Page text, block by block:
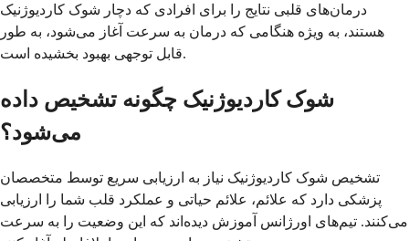
درمان‌های قلبی نتایج را برای افرادی که دچار شوک کاردیوژنیک
هستند، به ویژه هنگامی که درمان به سرعت آغاز می‌شود، به طور
قابل توجهی بهبود بخشیده است.
شوک کاردیوژنیک چگونه تشخیص داده
می‌شود؟
تشخیص شوک کاردیوژنیک نیاز به ارزیابی سریع توسط متخصصان
پزشکی دارد که علائم، علائم حیاتی و عملکرد قلب شما را ارزیابی
می‌کنند. تیم‌های اورژانس آموزش دیده‌اند که این وضعیت را به سرعت